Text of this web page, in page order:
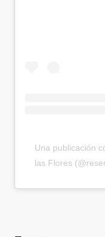
Una publicación
las Flores